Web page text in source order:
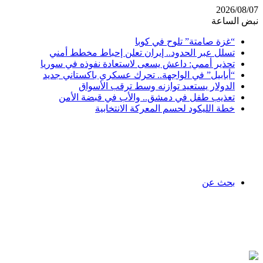
2026/08/07
نبض الساعة
“غزة صامتة” تلوح في كوبا
تسلل عبر الحدود.. إيران تعلن إحباط مخطط أمني
تحذير أممي: داعش يسعى لاستعادة نفوذه في سوريا
“أبابيل” في الواجهة.. تحرك عسكري باكستاني جديد
الدولار يستعيد توازنه وسط ترقب الأسواق
تعذيب طفل في دمشق.. والأب في قبضة الأمن
خطة الليكود لحسم المعركة الانتخابية
بحث عن